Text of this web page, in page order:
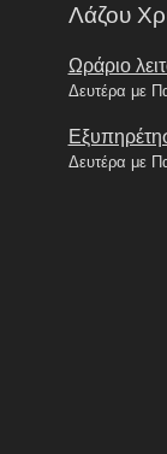
Λάζου
Ωράριο
Δευτέρα με
Δευτέρα με